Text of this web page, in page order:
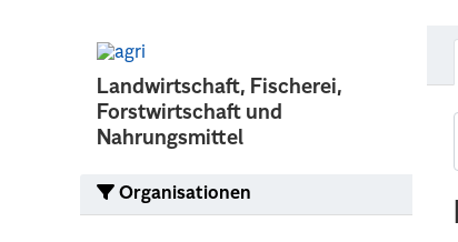
Landwirtschaft, Fischerei,
Forstwirtschaft und
Nahrungsmittel
Organisationen